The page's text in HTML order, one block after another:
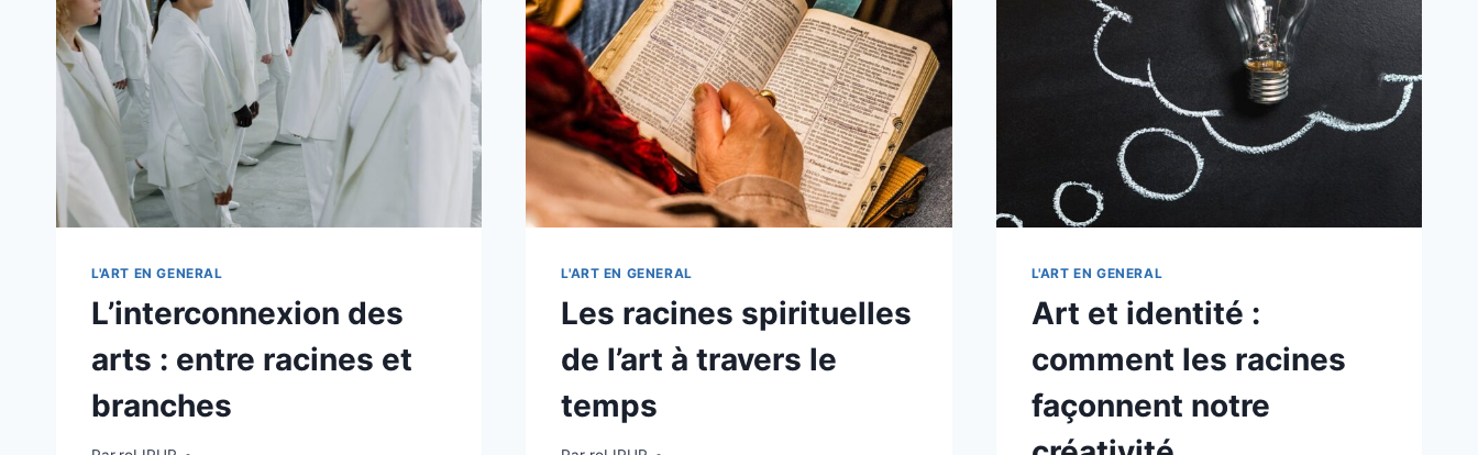
EXPRESSIONS
L'ART EN GENERAL
L’interconnexion des
arts : entre racines et
branches
L'ART EN GENERAL
Les racines spirituelles
de l’art à travers le
temps
L'ART EN GENERAL
Art et identité :
comment les racines
façonnent notre